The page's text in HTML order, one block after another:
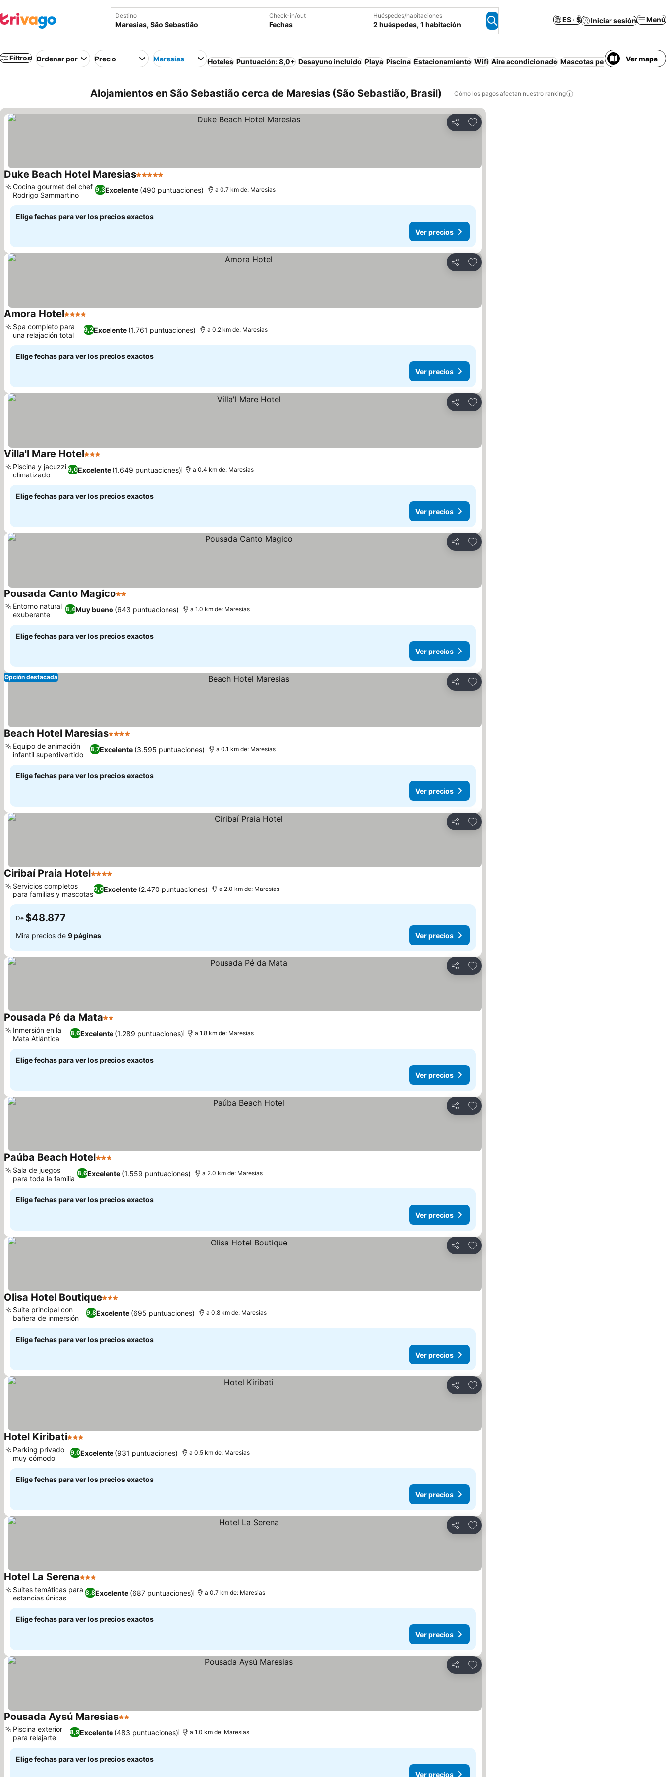
Destino Check-in/out
Fechas
Huéspedes/habitaciones
2 huéspedes, 1 habitación
ES · $ Iniciar sesión Menú
Filtros Ordenar por Precio Maresias Hoteles Puntuación: 8,0+ Desayuno incluido Playa Piscina Estacionamiento Wifi Aire acondicionado Mascotas permitidas Bañera
Ver mapa
Alojamientos en São Sebastião cerca de Maresias (São Sebastião, Brasil) Cómo los pagos afectan nuestro ranking
Compartir
Agregar a favoritos
Duke Beach Hotel Maresias5 Estrellas
9,3Excelente (490 puntuaciones)
Cocina gourmet del chef
Rodrigo Sammartino
a 0.7 km de: Maresias
Elige fechas para ver los precios exactos
Ver precios
Compartir
Agregar a favoritos
Amora Hotel4 Estrellas
9,2Excelente (1.761 puntuaciones)
Spa completo para
una relajación total
a 0.2 km de: Maresias
Elige fechas para ver los precios exactos
Ver precios
Compartir
Agregar a favoritos
Villa'l Mare Hotel3 Estrellas
9,0Excelente (1.649 puntuaciones)
Piscina y jacuzzi
climatizado
a 0.4 km de: Maresias
Elige fechas para ver los precios exactos
Ver precios
Compartir
Agregar a favoritos
Pousada Canto Magico2 Estrellas
8,4Muy bueno (643 puntuaciones)
Entorno natural
exuberante
a 1.0 km de: Maresias
Elige fechas para ver los precios exactos
Ver precios
Compartir
Agregar a favoritos
Opción destacada
Beach Hotel Maresias4 Estrellas
8,7Excelente (3.595 puntuaciones)
Equipo de animación
infantil superdivertido
a 0.1 km de: Maresias
Elige fechas para ver los precios exactos
Ver precios
Compartir
Agregar a favoritos
Ciribaí Praia Hotel4 Estrellas
9,0Excelente (2.470 puntuaciones)
Servicios completos
para familias y mascotas
a 2.0 km de: Maresias
De $48.877
Mira precios de 9 páginas Ver precios
Compartir
Agregar a favoritos
Pousada Pé da Mata2 Estrellas
8,6Excelente (1.289 puntuaciones)
Inmersión en la
Mata Atlántica
a 1.8 km de: Maresias
Elige fechas para ver los precios exactos
Ver precios
Compartir
Agregar a favoritos
Paúba Beach Hotel3 Estrellas
8,6Excelente (1.559 puntuaciones)
Sala de juegos
para toda la familia
a 2.0 km de: Maresias
Elige fechas para ver los precios exactos
Ver precios
Compartir
Agregar a favoritos
Olisa Hotel Boutique3 Estrellas
9,8Excelente (695 puntuaciones)
Suite principal con
bañera de inmersión
a 0.8 km de: Maresias
Elige fechas para ver los precios exactos
Ver precios
Compartir
Agregar a favoritos
Hotel Kiribati3 Estrellas
9,0Excelente (931 puntuaciones)
Parking privado
muy cómodo
a 0.5 km de: Maresias
Elige fechas para ver los precios exactos
Ver precios
Compartir
Agregar a favoritos
Hotel La Serena3 Estrellas
8,8Excelente (687 puntuaciones)
Suites temáticas para
estancias únicas
a 0.7 km de: Maresias
Elige fechas para ver los precios exactos
Ver precios
Compartir
Agregar a favoritos
Pousada Aysú Maresias2 Estrellas
8,9Excelente (483 puntuaciones)
Piscina exterior
para relajarte
a 1.0 km de: Maresias
Elige fechas para ver los precios exactos
Ver precios